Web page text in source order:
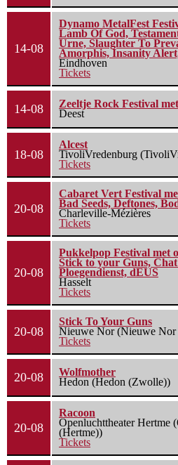
14-08
Dynamo MetalFest
Lamb Of God,
Urne, Slaughter To
Amorphis, Insanity
Eindhoven
Tickets
14-08
Zeeltje Rock Festival
Deest
18-08
Alcest
TivoliVredenburg
Tickets
20-08
Cabaret Vert Festival
Bad Seeds, Deftones,
Charleville-Mézières
Tickets
20-08
Pukkelpop Festival met
Stick to your Guns,
Ploegendienst, dEUS
Hasselt
Tickets
20-08
Stick To Your Guns
Nieuwe Nor (Nieuwe Nor
Tickets
20-08
Wolfmother
Hedon (Hedon (Zwolle))
20-08
Racoon
Openluchttheater Hertme
(Hertme))
Tickets